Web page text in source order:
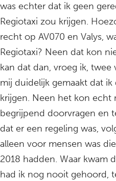
was echter dat ik geen
Regiotaxi zou krijgen.
recht op AV070 en Valys,
Regiotaxi? Neen dat kon
kan dat dan, vroeg ik, twee
mij duidelijk gemaakt dat
krijgen. Neen het kon echt
begrijpend doorvragen en
dat er een regeling was,
alleen voor mensen was
2018 hadden. Waar kwam
had ik nog nooit gehoord,